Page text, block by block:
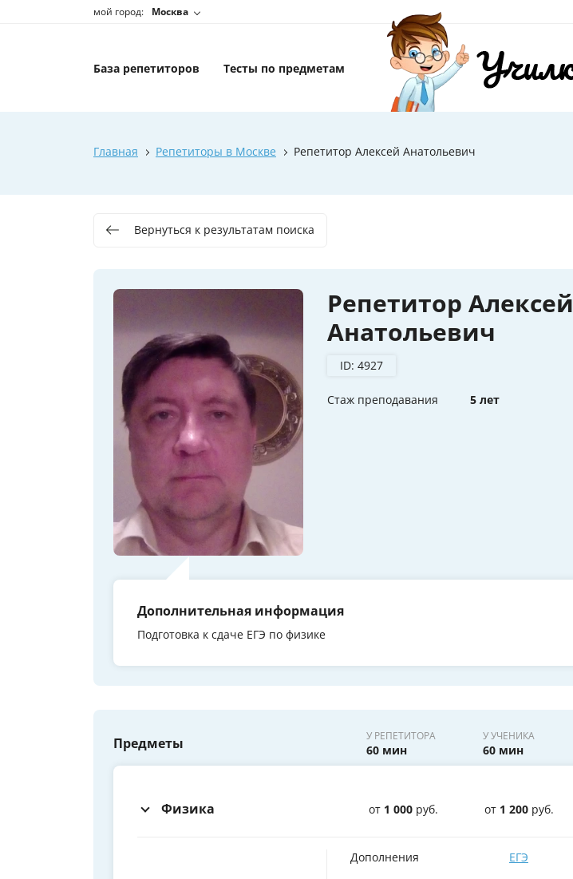
мой город: Москва
База репетиторов Тесты по предметам
Главная Репетиторы в Москве Репетитор Алексей Анатольевич
Вернуться к результатам поиска
Репетитор Алексей
Анатольевич
ID: 4927
Стаж преподавания 5 лет
Дополнительная информация
Подготовка к сдаче ЕГЭ по физике
Предметы У РЕПЕТИТОРА
60 мин
У УЧЕНИКА
60 мин
Физика от 1 000 руб. от 1 200 руб.
Дополнения ЕГЭ